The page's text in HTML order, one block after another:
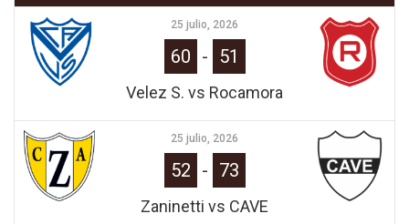
25 julio, 2026
60 - 51
Velez S. vs Rocamora
25 julio, 2026
52 - 73
Zaninetti vs CAVE